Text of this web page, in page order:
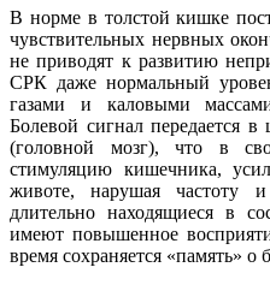
В норме в толстой кишке
чувствительных нервных
не приводят к развитию
СРК даже нормальный
газами и каловыми
Болевой сигнал передается
(головной мозг), что в
стимуляцию кишечника,
животе, нарушая частоту
длительно находящиеся в
имеют повышенное
время сохраняется «память»